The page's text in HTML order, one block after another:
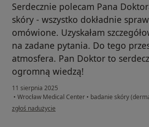
Serdecznie polecam Pana
skóry - wszystko dokładnie
omówione. Uzyskałam
na zadane pytania. Do tego
atmosfera. Pan Doktor to
ogromną wiedzą!
11 sierpnia 2025
• Wrocław Medical Center • badanie skóry
w opinii użytkownika Ewa
zgłoś nadużycie